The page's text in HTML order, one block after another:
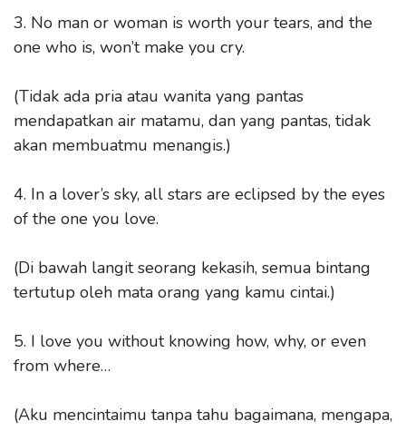
3. No man or woman is worth your tears, and the
one who is, won’t make you cry.
(Tidak ada pria atau wanita yang pantas
mendapatkan air matamu, dan yang pantas, tidak
akan membuatmu menangis.)
4. In a lover’s sky, all stars are eclipsed by the eyes
of the one you love.
(Di bawah langit seorang kekasih, semua bintang
tertutup oleh mata orang yang kamu cintai.)
5. I love you without knowing how, why, or even
from where…
(Aku mencintaimu tanpa tahu bagaimana, mengapa,